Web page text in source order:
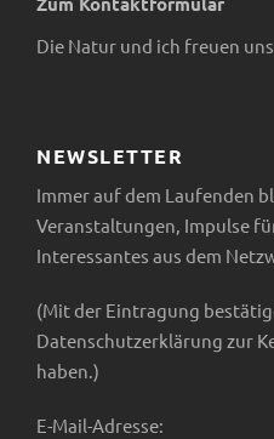
Die Natur und ich freuen
NEWSLETTER
Immer auf dem Laufenden
Veranstaltungen, Impulse
Interessantes aus dem
(Mit der Eintragung
Datenschutzerklärung zur
haben.)
E-Mail-Adresse: